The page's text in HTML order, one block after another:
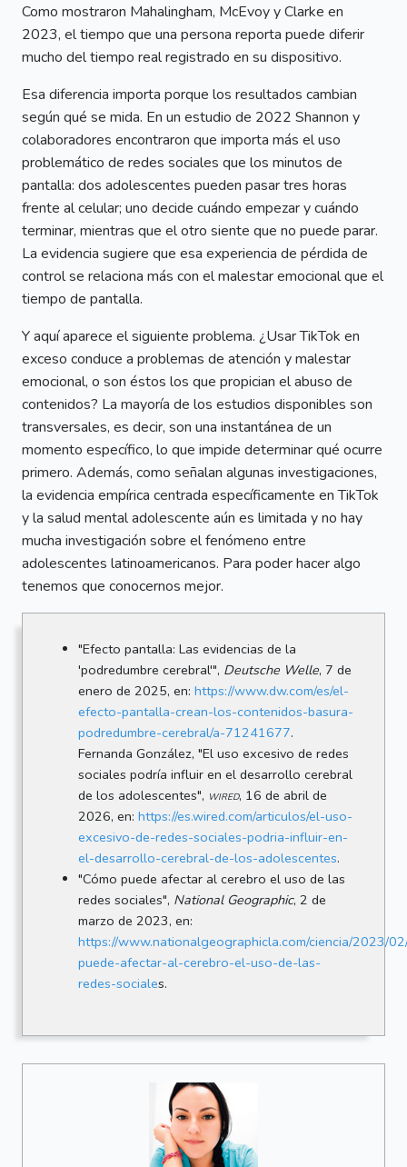
Como mostraron Mahalingham, McEvoy y Clarke en
2023, el tiempo que una persona reporta puede diferir
mucho del tiempo real registrado en su dispositivo.
Esa diferencia importa porque los resultados cambian
según qué se mida. En un estudio de 2022 Shannon y
colaboradores encontraron que importa más el uso
problemático de redes sociales que los minutos de
pantalla: dos adolescentes pueden pasar tres horas
frente al celular; uno decide cuándo empezar y cuándo
terminar, mientras que el otro siente que no puede parar.
La evidencia sugiere que esa experiencia de pérdida de
control se relaciona más con el malestar emocional que el
tiempo de pantalla.
Y aquí aparece el siguiente problema. ¿Usar TikTok en
exceso conduce a problemas de atención y malestar
emocional, o son éstos los que propician el abuso de
contenidos? La mayoría de los estudios disponibles son
transversales, es decir, son una instantánea de un
momento específico, lo que impide determinar qué ocurre
primero. Además, como señalan algunas investigaciones,
la evidencia empírica centrada específicamente en TikTok
y la salud mental adolescente aún es limitada y no hay
mucha investigación sobre el fenómeno entre
adolescentes latinoamericanos. Para poder hacer algo
tenemos que conocernos mejor.
"Efecto pantalla: Las evidencias de la
'podredumbre cerebral'", Deutsche Welle, 7 de
enero de 2025, en: https://www.dw.com/es/el-
efecto-pantalla-crean-los-contenidos-basura-
podredumbre-cerebral/a-71241677.
Fernanda González, "El uso excesivo de redes
sociales podría influir en el desarrollo cerebral
de los adolescentes", wired, 16 de abril de
2026, en: https://es.wired.com/articulos/el-uso-
excesivo-de-redes-sociales-podria-influir-en-
el-desarrollo-cerebral-de-los-adolescentes.
"Cómo puede afectar al cerebro el uso de las
redes sociales", National Geographic, 2 de
marzo de 2023, en:
https://www.nationalgeographicla.com/ciencia/2023/
puede-afectar-al-cerebro-el-uso-de-las-
redes-sociales.